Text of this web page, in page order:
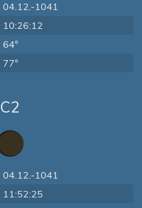
04.12.-1041
10:26:12
64°
77°
C2
04.12.-1041
11:52:25